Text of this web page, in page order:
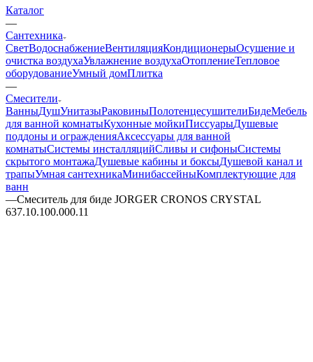
Каталог
—
Сантехника
СветВодоснабжениеВентиляцияКондиционерыОсушение и
очистка воздухаУвлажнение воздухаОтоплениеТепловое
оборудованиеУмный домПлитка
—
Смесители
ВанныДушУнитазыРаковиныПолотенцесушителиБидеМебель
для ванной комнатыКухонные мойкиПиссуарыДушевые
поддоны и огражденияАксессуары для ванной
комнатыСистемы инсталляцийСливы и сифоныСистемы
скрытого монтажаДушевые кабины и боксыДушевой канал и
трапыУмная сантехникаМинибассейныКомплектующие для
ванн
—Смеситель для биде JORGER CRONOS CRYSTAL
637.10.100.000.11